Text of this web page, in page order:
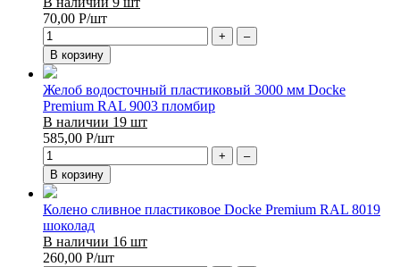
70,00 Р/шт
+
–
В корзину
Желоб водосточный пластиковый 3000 мм Docke
Premium RAL 9003 пломбир
В наличии 19 шт
585,00 Р/шт
+
–
В корзину
Колено сливное пластиковое Docke Premium RAL 8019
шоколад
В наличии 16 шт
260,00 Р/шт